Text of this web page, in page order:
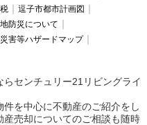
逗子市都市計画図
防災について
害等ハザードマップ
センチュリー21リビングライ
を中心に不動産のご紹介をし
売却についてのご相談も随時